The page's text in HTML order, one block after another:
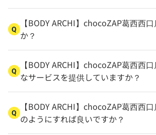
Q
【BODY ARCHI】chocoZAP葛西西
か？
Q
【BODY ARCHI】chocoZAP葛西西
なサービスを提供していますか？
Q
【BODY ARCHI】chocoZAP葛西西
のようにすれば良いですか？